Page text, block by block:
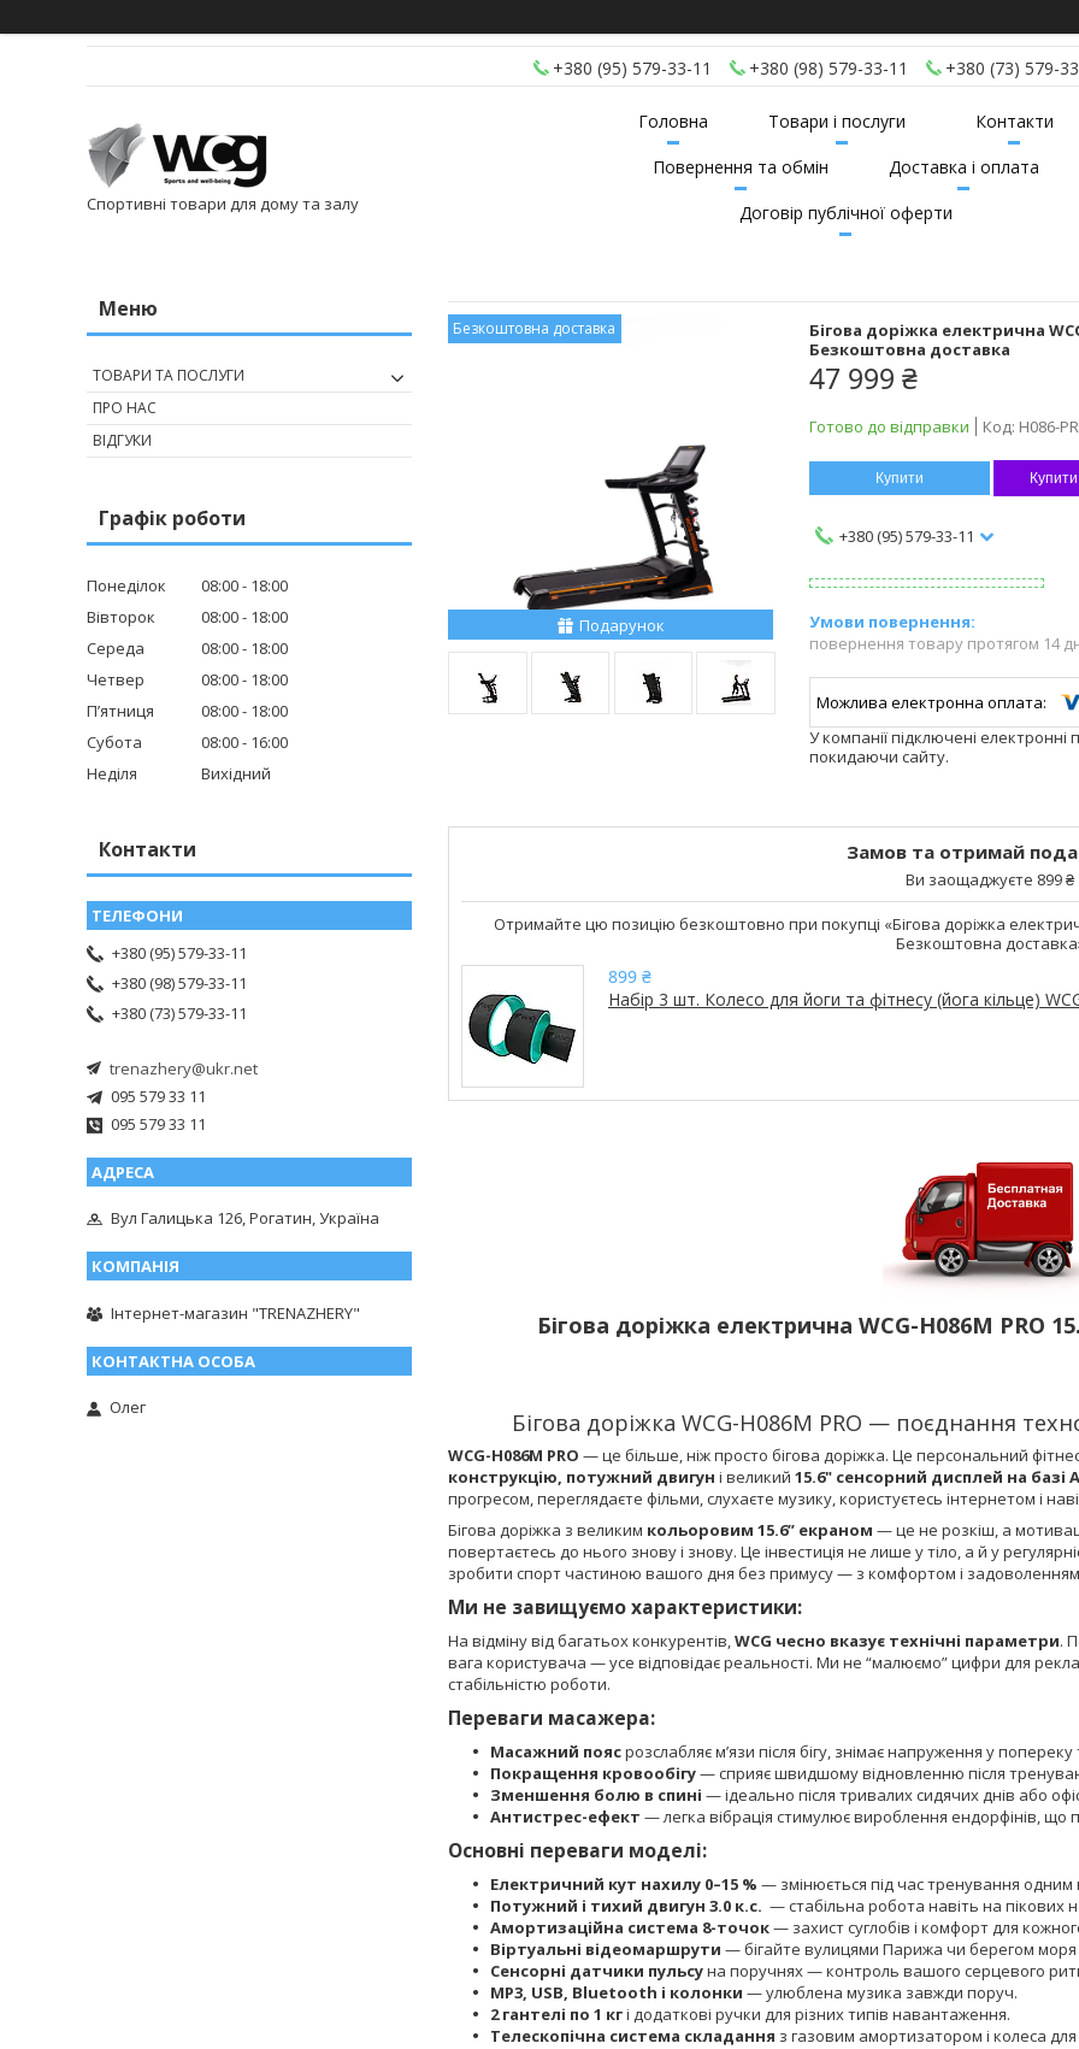
+380 (95) 579-33-11 +380 (98) 579-33-11 +380 (73) 579-
Спортивні товари для дому та залу
Головна Товари і послуги
Контакти
Повернення та обмін
Доставка і оплата
Договір публічної оферти
Подарунок
Безкоштовна доставка
Бігова доріжка електрична
Безкоштовна доставка
47 999 ₴
Готово до відправки Код: H086-
Купити
+380 (95) 579-33-11
повернення товару протягом 14
У компанії підключені
покидаючи сайту.
Замов та отримай
Ви заощаджуєте 899 ₴
Отримайте цю позицію безкоштовно при покупці «Бігова доріжка
Безкоштовна
899 ₴
Набір 3 шт. Колесо для йоги та фітнесу (йога кільце)
Бігова доріжка електрична WCG-H086M PRO
Бігова доріжка WCG-H086M PRO — поєднання
WCG-H086M PRO — це більше, ніж просто бігова доріжка. Це персональний
конструкцію, потужний двигун і великий 15.6" сенсорний дисплей на базі
прогресом, переглядаєте фільми, слухаєте музику, користуєтесь інтернетом і
Бігова доріжка з великим кольоровим 15.6” екраном — це не розкіш, а
повертаєтесь до нього знову і знову. Це інвестиція не лише у тіло, а й у
зробити спорт частиною вашого дня без примусу — з комфортом і
Ми не завищуємо характеристики:
На відміну від багатьох конкурентів,WCG чесно вказує технічні параметри.
вага користувача — усе відповідає реальності. Ми не “малюємо” цифри для
стабільністю роботи.
Переваги масажера:
Масажний поясрозслабляє м’язи після бігу, знімає напруження у попереку
Покращення кровообігу— сприяє швидшому відновленню після
Зменшення болю в спині — ідеально після тривалих сидячих днів або
Антистрес-ефект — легка вібрація стимулює вироблення ендорфінів, що
Основні переваги моделі:
Електричний кут нахилу 0–15 % — змінюється під час тренування одним
Потужний і тихий двигун 3.0 к.с. — стабільна робота навіть на пікових
Амортизаційна система 8-точок— захист суглобів і комфорт для
Віртуальні відеомаршрути — бігайте вулицями Парижа чи берегом моря
Сенсорні датчики пульсуна поручнях — контроль вашого серцевого
MP3, USB, Bluetooth і колонки — улюблена музика завжди поруч.
2 гантелі по 1 кгі додаткові ручки для різних типів навантаження.
Телескопічна система складання з газовим амортизатором і колеса
ТОВАРИ ТА ПОСЛУГИ
ПРО НАС
ВІДГУКИ
Графік роботи
Понеділок 08:00
18:00
Вівторок
08:00
18:00
Середа
08:00
18:00
Четвер
08:00
18:00
Пʼятниця
08:00
18:00
Субота
08:00
16:00
Неділя
Вихідний
Контакти
+380 (95) 579-33-11
+380 (98) 579-33-11
+380 (73) 579-33-11
trenazhery@ukr.net
095 579 33 11
095 579 33 11
Вул Галицька 126, Рогатин, Україна
Інтернет-магазин "TRENAZHERY"
Олег